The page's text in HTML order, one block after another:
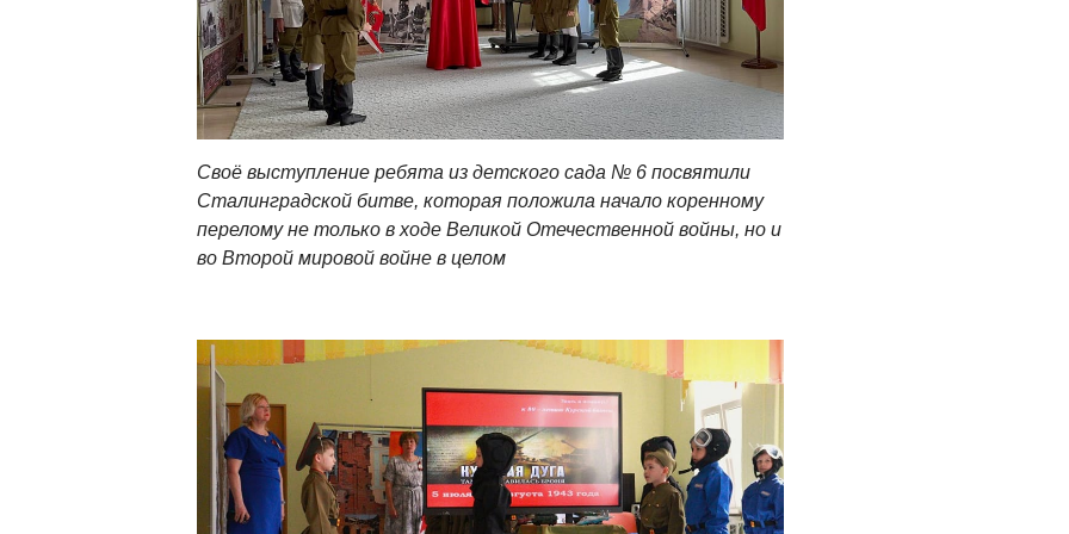
Своё выступление ребята из детского сада № 6 посвятили
Сталинградской битве, которая положила начало коренному
перелому не только в ходе Великой Отечественной войны, но и
во Второй мировой войне в целом